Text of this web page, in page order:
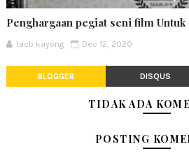
Penghargaan pegiat seni film
tacb kayong Dec 12, 2020
BLOGGER DISQUS
TIDAK ADA
POSTING